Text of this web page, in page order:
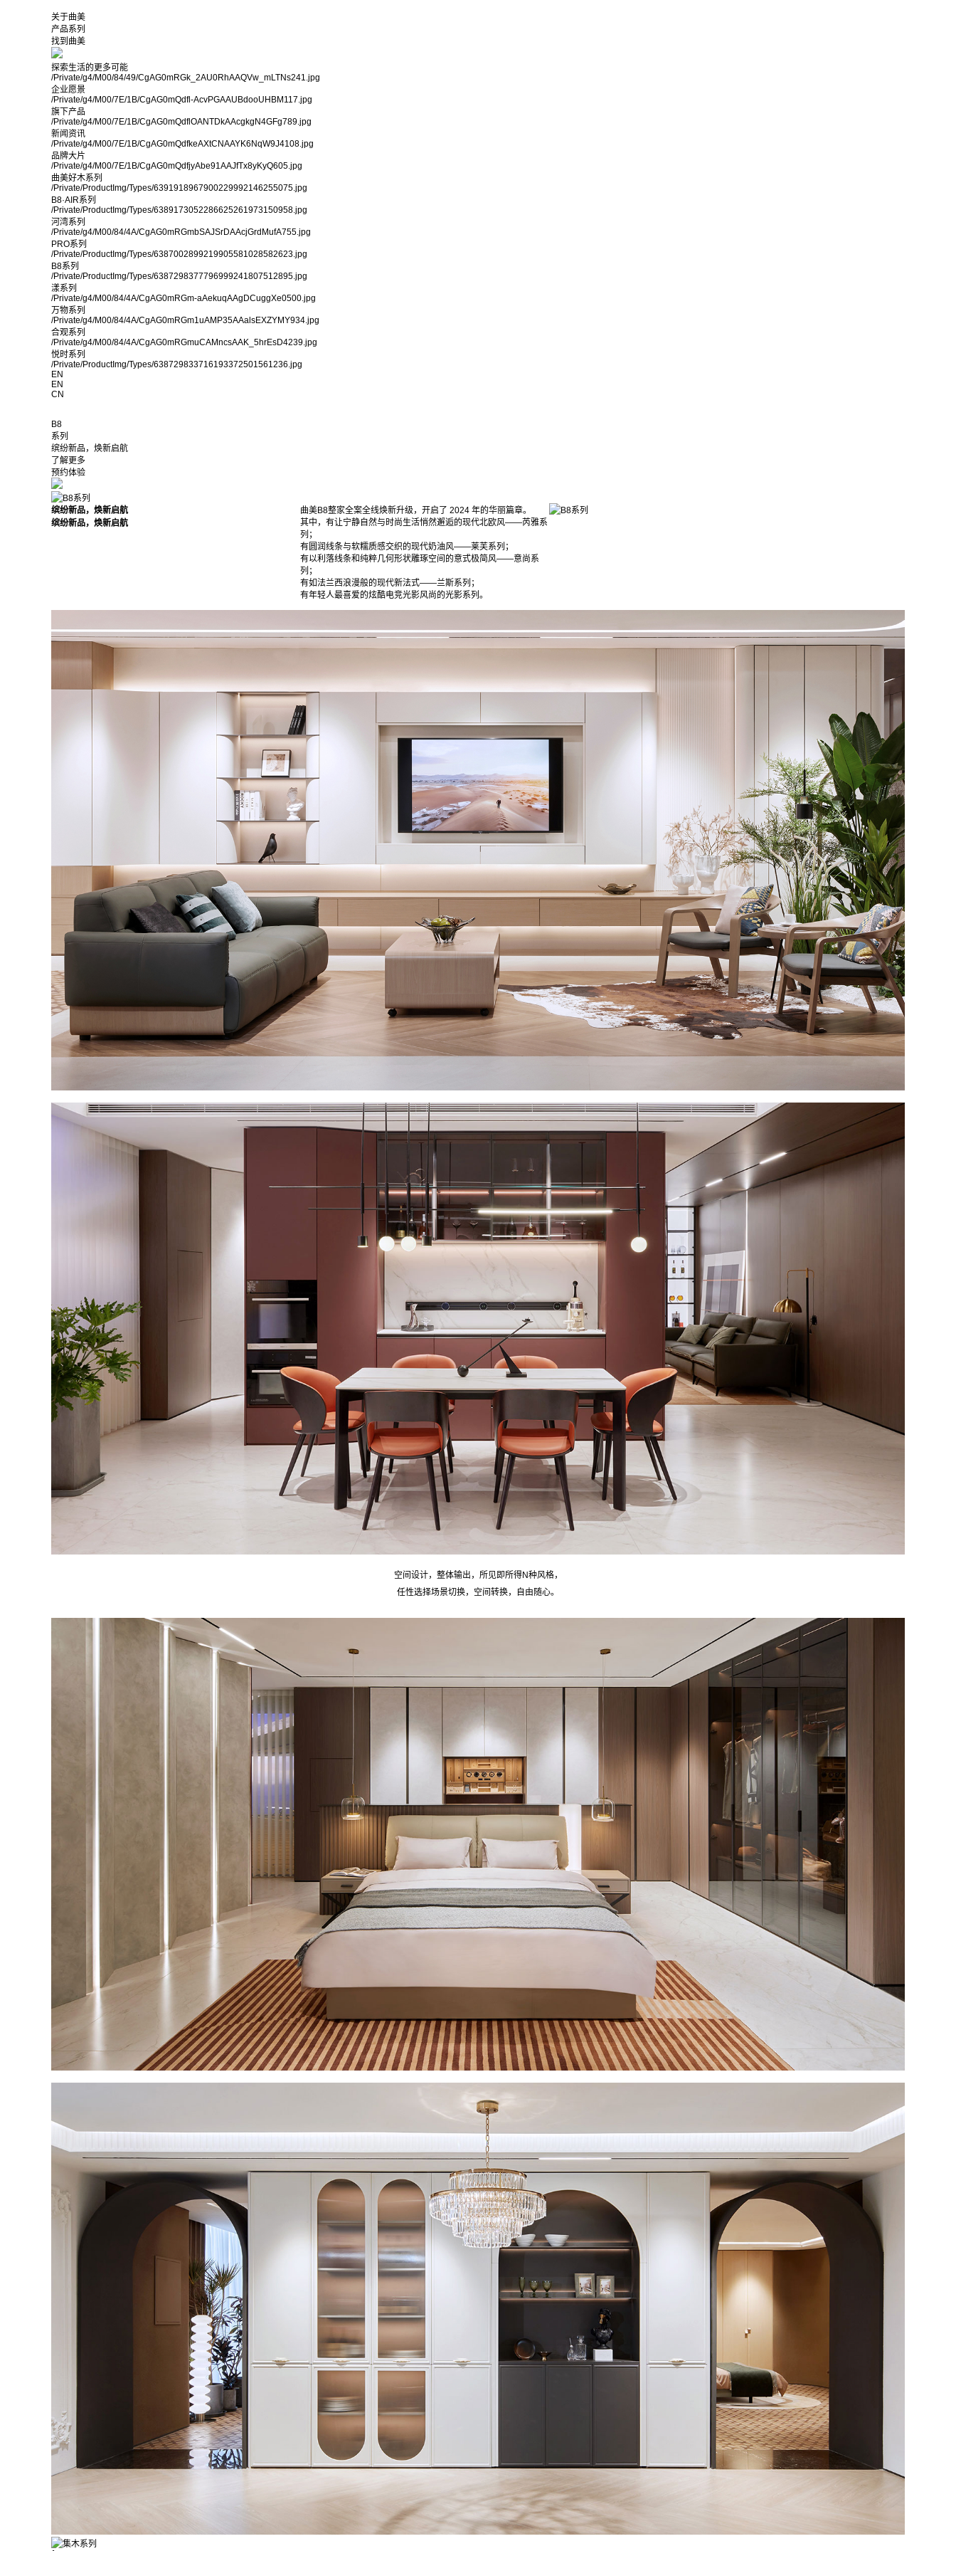
关于曲美
产品系列
找到曲美
探索生活的更多可能
/Private/g4/M00/84/49/CgAG0mRGk_2AU0RhAAQVw_mLTNs241.jpg
企业愿景
/Private/g4/M00/7E/1B/CgAG0mQdfl-AcvPGAAUBdooUHBM117.jpg
旗下产品
/Private/g4/M00/7E/1B/CgAG0mQdflOANTDkAAcgkgN4GFg789.jpg
新闻资讯
/Private/g4/M00/7E/1B/CgAG0mQdfkeAXtCNAAYK6NqW9J4108.jpg
品牌大片
/Private/g4/M00/7E/1B/CgAG0mQdfjyAbe91AAJfTx8yKyQ605.jpg
曲美好木系列
/Private/ProductImg/Types/6391918967900229992146255075.jpg
B8·AIR系列
/Private/ProductImg/Types/6389173052286625261973150958.jpg
河湾系列
/Private/g4/M00/84/4A/CgAG0mRGmbSAJSrDAAcjGrdMufA755.jpg
PRO系列
/Private/ProductImg/Types/6387002899219905581028582623.jpg
B8系列
/Private/ProductImg/Types/6387298377796999241807512895.jpg
漾系列
/Private/g4/M00/84/4A/CgAG0mRGm-aAekuqAAgDCuggXe0500.jpg
万物系列
/Private/g4/M00/84/4A/CgAG0mRGm1uAMP35AAalsEXZYMY934.jpg
合观系列
/Private/g4/M00/84/4A/CgAG0mRGmuCAMncsAAK_5hrEsD4239.jpg
悦时系列
/Private/ProductImg/Types/638729833716193372501561236.jpg
EN
EN
CN
B8
系列
缤纷新品，焕新启航
了解更多
预约体验
缤纷新品，焕新启航
缤纷新品，焕新启航
曲美B8整家全案全线焕新升级，开启了 2024 年的华丽篇章。
其中，有让宁静自然与时尚生活悄然邂逅的现代北欧风——芮雅系
列；
有圆润线条与软糯质感交织的现代奶油风——莱芙系列；
有以利落线条和纯粹几何形状雕琢空间的意式极简风——意尚系
列；
有如法兰西浪漫般的现代新法式——兰斯系列；
有年轻人最喜爱的炫酷电竞光影风尚的光影系列。
空间设计，整体输出，所见即所得N种风格，
任性选择场景切换，空间转换，自由随心。